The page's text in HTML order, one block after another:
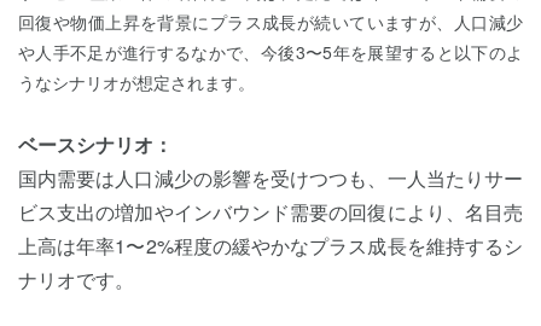
回復や物価上昇を背景にプラス成長が続いていますが、人口減少
や人手不足が進行するなかで、今後3〜5年を展望すると以下のよ
うなシナリオが想定されます。
ベースシナリオ：
国内需要は人口減少の影響を受けつつも、一人当たりサー
ビス支出の増加やインバウンド需要の回復により、名目売
上高は年率1〜2%程度の緩やかなプラス成長を維持するシ
ナリオです。